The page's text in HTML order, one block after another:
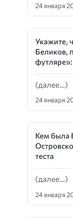
24 января
Укажите,
Беликов,
футляре»:
(далее…)
24 января
Кем была
теста
(далее…)
24 января